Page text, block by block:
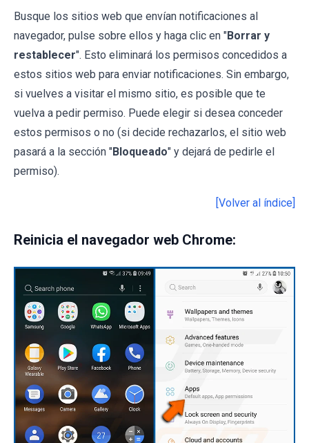
Busque los sitios web que envían notificaciones al
navegador, pulse sobre ellos y haga clic en "Borrar y
restablecer". Esto eliminará los permisos concedidos a
estos sitios web para enviar notificaciones. Sin embargo,
si vuelves a visitar el mismo sitio, es posible que te
vuelva a pedir permiso. Puede elegir si desea conceder
estos permisos o no (si decide rechazarlos, el sitio web
pasará a la sección "Bloqueado" y dejará de pedirle el
permiso).
[Volver al índice]
Reinicia el navegador web Chrome: